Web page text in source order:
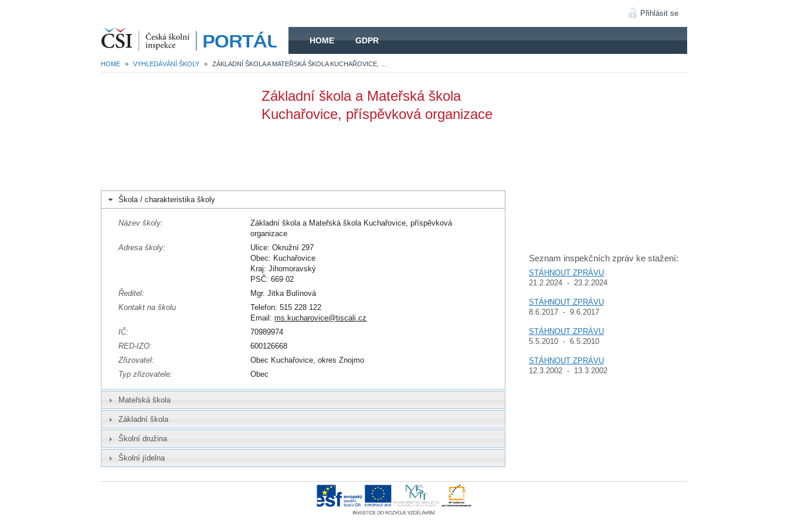
Přihlásit se
HOME GDPR
HOME » VYHLEDÁVÁNÍ ŠKOLY »
Seznam inspekčních zpráv ke stažení:
STÁHNOUT ZPRÁVU
21.2.2024 - 23.2.2024
STÁHNOUT ZPRÁVU
8.6.2017 - 9.6.2017
STÁHNOUT ZPRÁVU
5.5.2010 - 6.5.2010
STÁHNOUT ZPRÁVU
12.3.2002 - 13.3.2002
Základní škola a Mateřská škola
Kuchařovice, příspěvková organizace
Škola / charakteristika školy
Název školy:
Základní škola a Mateřská škola Kuchařovice, příspěvková
organizace
Adresa školy:
Ulice: Okružní 297
Obec: Kuchařovice
Kraj: Jihomoravský
PSČ: 669 02
Ředitel:
Mgr. Jitka Bulínová
Kontakt na školu
Telefon: 515 228 122
Email:ms.kucharovice@tiscali.cz
IČ:
70989974
RED-IZO:
600126668
Zřizovatel:
Obec Kuchařovice, okres Znojmo
Typ zřizovatele:
Obec
Mateřská škola
Základní škola
Školní družina
Školní jídelna